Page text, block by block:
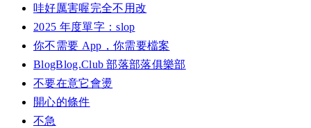
哇好厲害喔完全不用改
2025 年度單字：slop
你不需要 App，你需要檔案
BlogBlog.Club 部落部落俱樂部
不要在意它會燙
開心的條件
不急